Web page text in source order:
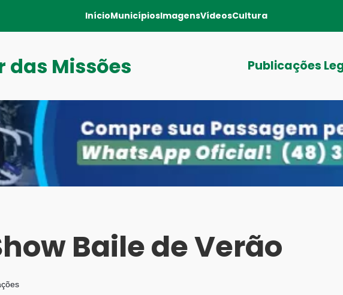
InícioMunicípiosImagensVídeosCultura
das Missões Publicações
Baile de Verão